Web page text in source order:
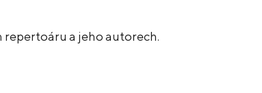
a jeho autorech.